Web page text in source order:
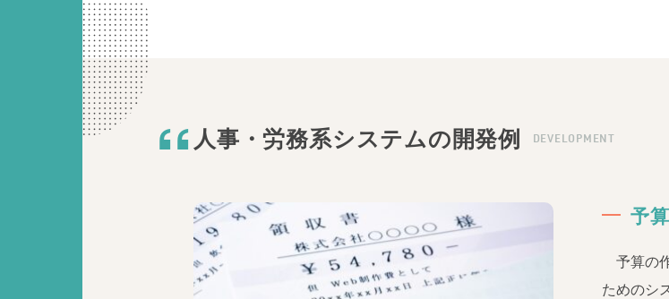
人事・労務系システムの開発例 DEVELOPMENT
予
予算の
ためのシ